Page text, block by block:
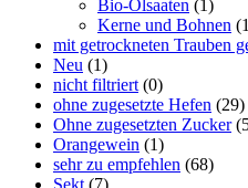
Bio-Ölsaaten (1)
Kerne und Bohnen
mit getrockneten Trauben
Neu (1)
nicht filtriert (0)
ohne zugesetzte Hefen (29)
Ohne zugesetzten Zucker
Orangewein (1)
sehr zu empfehlen (68)
Sekt (7)